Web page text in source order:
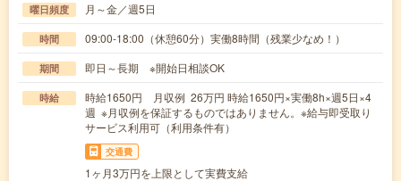
曜日頻度 月～金／週5日
時間 09:00-18:00（休憩60分）実働8時間（残業少なめ！）
期間 即日～長期 ※開始日相談OK
時給
時給1650円 月収例 26万円 時給1650円×実働8h×週5日×4
週 ※月収例を保証するものではありません。※給与即受取り
サービス利用可（利用条件有）
交通費
1ヶ月3万円を上限として実費支給